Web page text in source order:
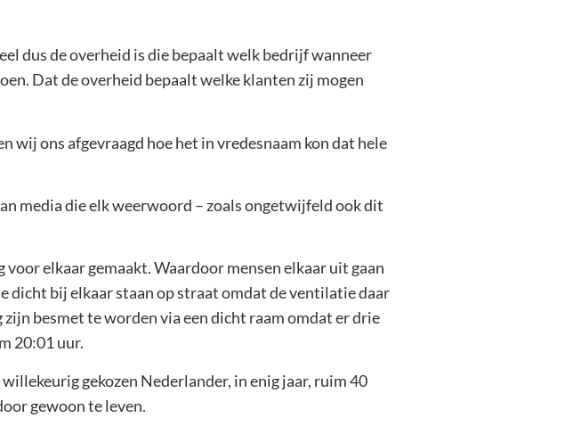
dus de overheid is die bepaalt welk bedrijf wanneer
Dat de overheid bepaalt welke klanten zij mogen
wij ons afgevraagd hoe het in vredesnaam kon dat hele
media die elk weerwoord – zoals ongetwijfeld ook dit
elkaar gemaakt. Waardoor mensen elkaar uit gaan
dicht bij elkaar staan op straat omdat de ventilatie daar
besmet te worden via een dicht raam omdat er drie
20:01 uur.
gekozen Nederlander, in enig jaar, ruim 40
gewoon te leven.